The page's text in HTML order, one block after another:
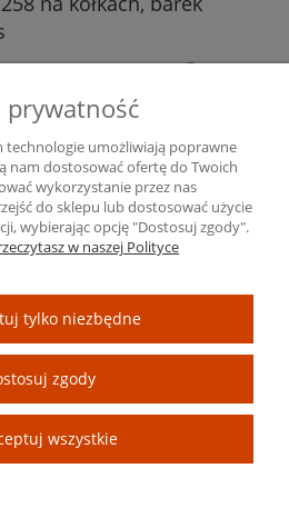
Dostępność: Niedostępny
powiadom o dostępności
prywatność
technologie umożliwiają poprawne
nam dostosować ofertę do Twoich
wykorzystanie przez nas
do sklepu lub dostosować użycie
wybierając opcję "Dostosuj zgody".
w naszej Polityce
tylko niezbędne
zgody
wszystkie